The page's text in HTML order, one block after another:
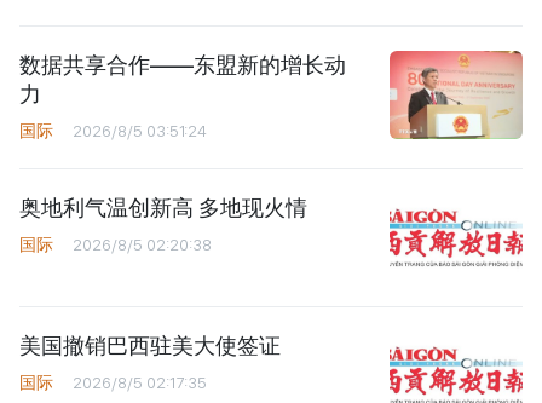
数据共享合作——东盟新的增长动
力
国际 2026/8/5 03:51:24
奥地利气温创新高 多地现火情
国际 2026/8/5 02:20:38
美国撤销巴西驻美大使签证
国际 2026/8/5 02:17:35